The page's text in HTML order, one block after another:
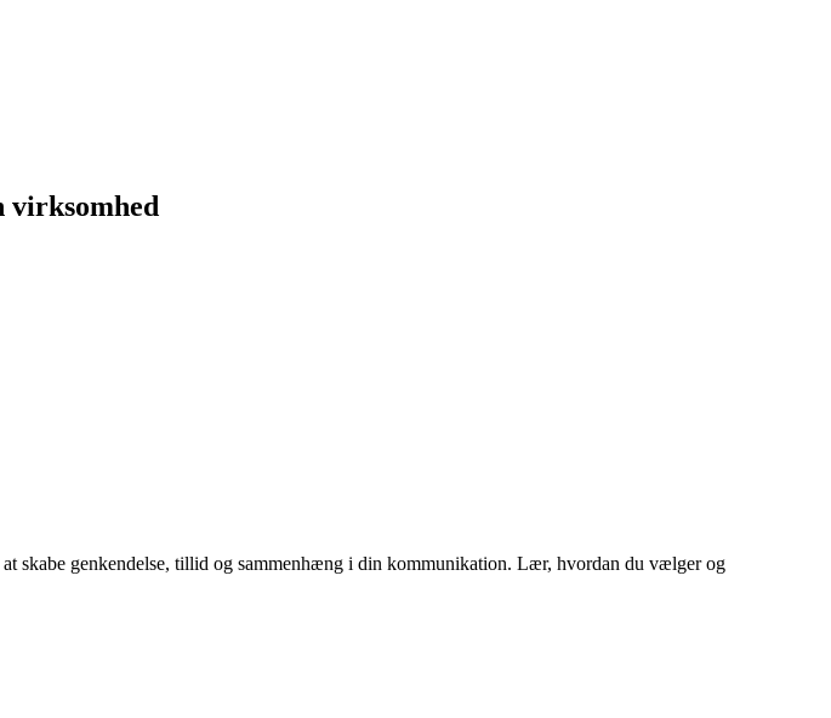
virksomhed
skabe genkendelse, tillid og sammenhæng i din kommunikation. Lær, hvordan du vælger og